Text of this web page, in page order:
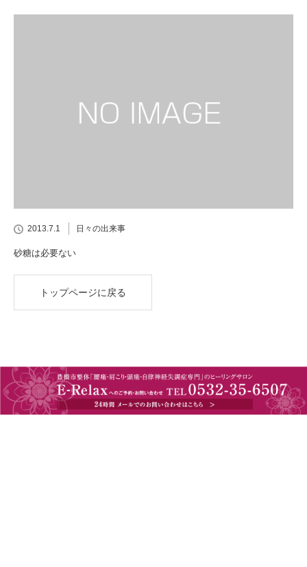
2013.7.1 日々の出来事
砂糖は必要ない
トップページに戻る